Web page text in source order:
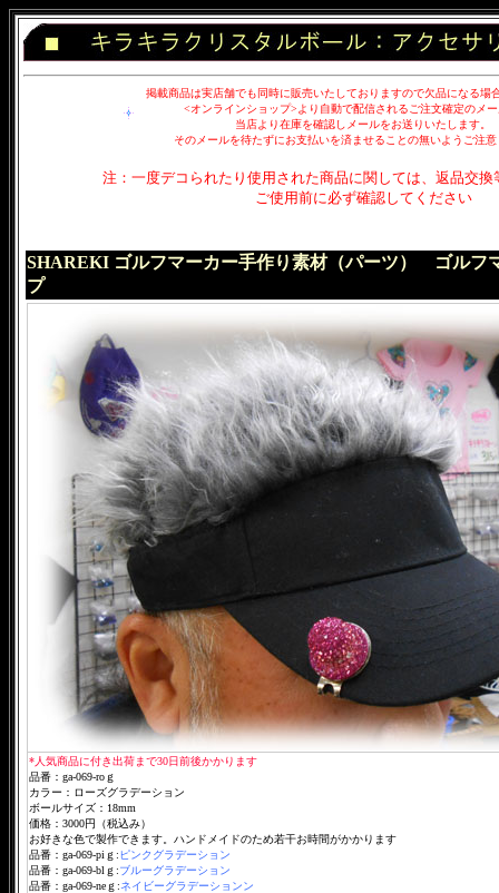
掲載商品は実店舗でも同時に販売いたしておりますので欠品になる場
<オンラインショップ>より自動で配信されるご注文確定のメ
当店より在庫を確認しメールをお送りいたします。
そのメールを待たずにお支払いを済ませることの無いようご注
注：一度デコられたり使用された商品に関しては、返品交換
ご使用前に必ず確認してください
SHAREKI ゴルフマーカー手作り素材（パーツ） ゴルフ
プ
*人気商品に付き出荷まで30日前後かかります
品番：ga-069-roｇ
カラー：ローズグラデーション
ボールサイズ：18mm
価格：3000円（税込み）
お好きな色で製作できます。ハンドメイドのため若干お時間がかかります
品番：ga-069-piｇ:ピンクグラデーション
品番：ga-069-blｇ:ブルーグラデーション
品番：ga-069-neｇ:ネイビーグラデーションン